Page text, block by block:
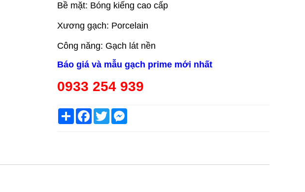
Bề mặt: Bóng kiếng cao cấp
Xương gạch: Porcelain
Công năng: Gạch lát nền
Báo giá và mẫu gạch prime mới nhất
0933 254 939
ShareFacebook
TwitterMessenger